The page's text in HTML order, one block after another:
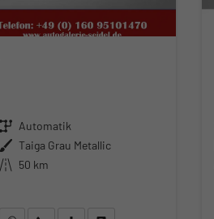
Getriebe Automatik
Außenfarbe Taiga Grau Metallic
Kilometerstand 50 km